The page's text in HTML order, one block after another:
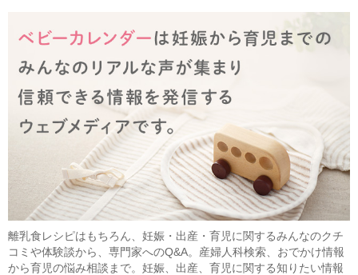
離乳食レシピはもちろん、妊娠・出産・育児に関するみんなのクチ
コミや体験談から、専門家へのQ&A。産婦人科検索、おでかけ情報
から育児の悩み相談まで。妊娠、出産、育児に関する知りたい情報